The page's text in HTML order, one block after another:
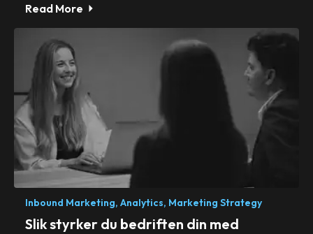
Read More
Inbound Marketing, Analytics, Marketing Strategy
Slik styrker du bedriften din med